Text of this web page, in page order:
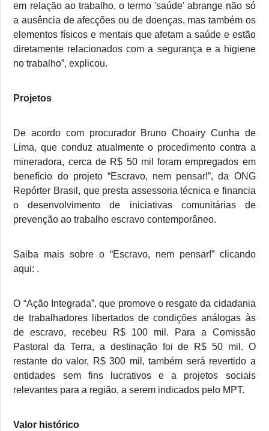
em relação ao trabalho, o termo 'saúde' abrange não só
a ausência de afecções ou de doenças, mas também os
elementos físicos e mentais que afetam a saúde e estão
diretamente relacionados com a segurança e a higiene
no trabalho”, explicou.
Projetos
De acordo com procurador Bruno Choairy Cunha de
Lima, que conduz atualmente o procedimento contra a
mineradora, cerca de R$ 50 mil foram empregados em
benefício do projeto “Escravo, nem pensar!”, da ONG
Repórter Brasil, que presta assessoria técnica e financia
o desenvolvimento de iniciativas comunitárias de
prevenção ao trabalho escravo contemporâneo.
Saiba mais sobre o “Escravo, nem pensar!” clicando
aqui: .
O “Ação Integrada”, que promove o resgate da cidadania
de trabalhadores libertados de condições análogas às
de escravo, recebeu R$ 100 mil. Para a Comissão
Pastoral da Terra, a destinação foi de R$ 50 mil. O
restante do valor, R$ 300 mil, também será revertido a
entidades sem fins lucrativos e a projetos sociais
relevantes para a região, a serem indicados pelo MPT.
Valor histórico